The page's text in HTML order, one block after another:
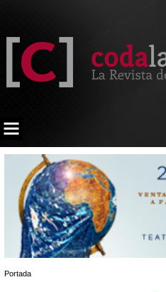
Portada